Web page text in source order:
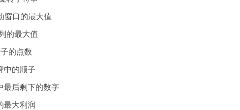
窗口的最大值
的最大值
的点数
中的顺子
最后剩下的数字
最大利润